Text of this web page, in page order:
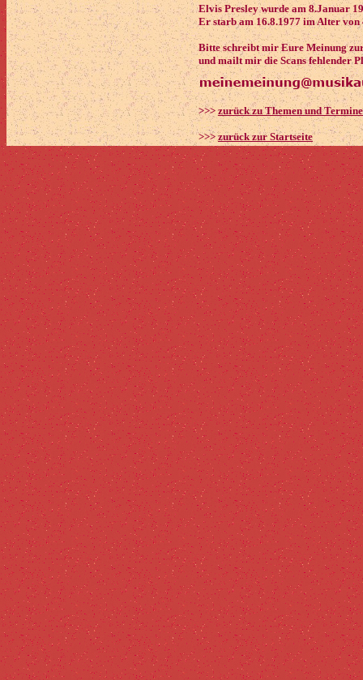
Elvis Presley wurde am 8.Januar
Er starb am 16.8.1977 im Alter von
Bitte schreibt mir Eure Meinung
und mailt mir die Scans fehlender
>>> zurück zu Themen und
>>>zurück zur Startseite